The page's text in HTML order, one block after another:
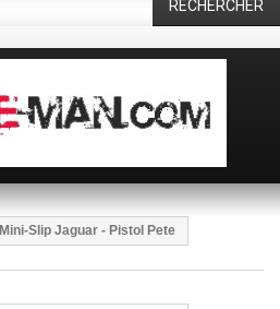
RECHERCHER
Mini-Slip Jaguar - Pistol Pete